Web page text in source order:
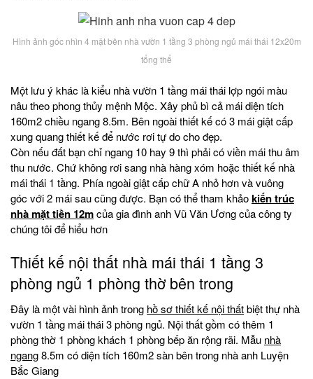
Hình ảnh góc nhìn 4 mặt bên nhà vườn 1 tầng 3 phòng ngủ mái thái 12x20m
tổng thể
Một lưu ý khác là kiểu nhà vườn 1 tầng mái thái lợp ngói màu
nâu theo phong thủy mệnh Mộc. Xây phủ bì cả mái diện tích
160m2 chiều ngang 8.5m. Bên ngoài thiết kế có 3 mái giật cấp
xung quang thiết kế để nước rơi tự do cho đẹp.
Còn nếu đất bạn chỉ ngang 10 hay 9 thì phải có viền mái thu âm
thu nước. Chứ không rơi sang nhà hàng xóm hoặc thiết kế nhà
mái thái 1 tầng. Phía ngoài giật cấp chữ A nhỏ hơn và vuông
góc với 2 mái sau cũng được. Bạn có thể tham khảokiến trúc
nhà mặt tiền 12mcủa gia đình anh Vũ Văn Ương của công ty
chúng tôi để hiểu hơn
Thiết kế nội thất nhà mái thái 1 tầng 3
phòng ngủ 1 phòng thờ bên trong
Đây là một vài hình ảnh trong hồ sơ thiết kế nội thấtbiệt thự nhà
vườn 1 tầng mái thái 3 phòng ngủ. Nội thất gồm có thêm 1
phòng thờ 1 phòng khách 1 phòng bếp ăn rộng rãi. Mẫu nhà
ngang8.5m có diện tích 160m2 sàn bên trong nhà anh Luyện
Bắc Giang